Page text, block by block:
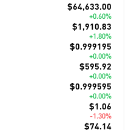
$64,633.00
+0.60%
$1,910.83
+1.80%
$0.999195
+0.00%
$595.92
+0.00%
$0.999595
+0.00%
$1.06
-1.30%
$74.14